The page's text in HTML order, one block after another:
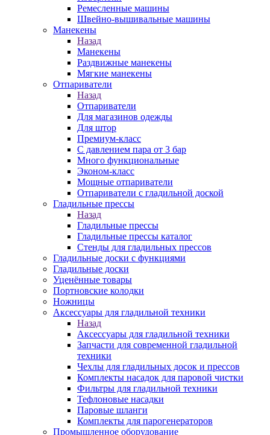
Ремесленные машины
Швейно-вышивальные машины
Манекены
Назад
Манекены
Раздвижные манекены
Мягкие манекены
Отпариватели
Назад
Отпариватели
Для магазинов одежды
Для штор
Премиум-класс
С давлением пара от 3 бар
Много функциональные
Эконом-класс
Мощные отпариватели
Отпариватели с гладильной доской
Гладильные прессы
Назад
Гладильные прессы
Гладильные прессы каталог
Стенды для гладильных прессов
Гладильные доски с функциями
Гладильные доски
Уценённые товары
Портновские колодки
Ножницы
Аксессуары для гладильной техники
Назад
Аксессуары для гладильной техники
Запчасти для современной гладильной
техники
Чехлы для гладильных досок и прессов
Комплекты насадок для паровой чистки
Фильтры для гладильной техники
Тефлоновые насадки
Паровые шланги
Комплекты для парогенераторов
Промышленное оборудование